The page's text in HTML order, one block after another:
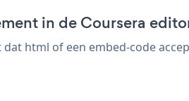
in de Coursera
html of een embed-code